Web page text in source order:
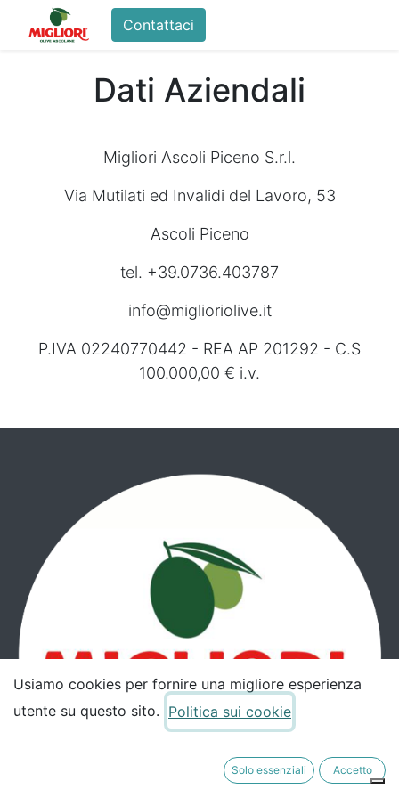
Contattaci
Dati Aziendali
Migliori Ascoli Piceno S.r.l.
Via Mutilati ed Invalidi del Lavoro, 53
Ascoli Piceno
tel. +39.0736.403787
info@miglioriolive.it
P.IVA 02240770442 - REA AP 201292 - C.S
100.000,00 € i.v.
Usiamo cookies per fornire una migliore esperienza
utente su questo sito. Politica sui cookie
Solo essenziali Accetto